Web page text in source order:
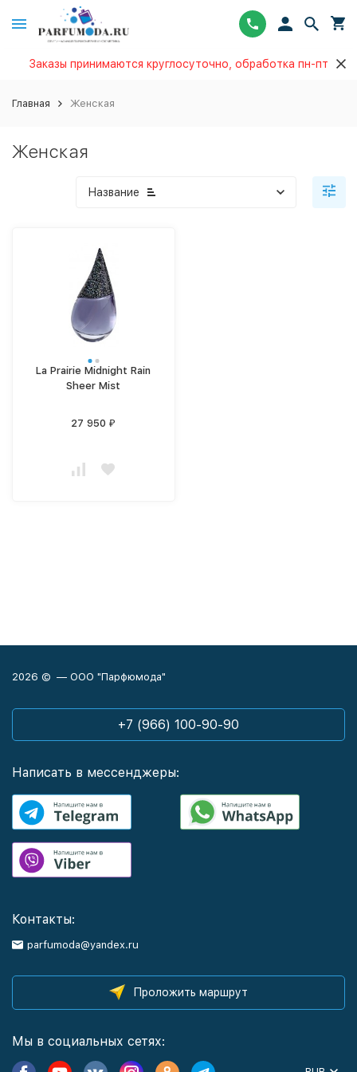
Заказы принимаются круглосуточно, обработка пн-пт
Главная Женская
Женская
Название
La Prairie Midnight Rain
Sheer Mist
27 950₽
2026 © — ООО "Парфюмода"
+7 (966) 100-90-90
Написать в мессенджеры:
Контакты:
parfumoda@yandex.ru
Проложить маршрут
Мы в социальных сетях: